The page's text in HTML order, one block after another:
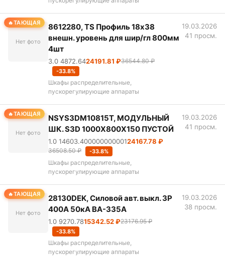
ТАЮЩАЯ
Нет фото
8612280, TS Профиль 18x38
внешн. уровень для шир/гл 800мм
4шт
3.0 4872.6424191.81 ₽36544.80 ₽
-33.8%
Шкафы распределительные,
пускорегулирующие аппараты
19.03.2026
41 просм.
ТАЮЩАЯ
Нет фото
NSYS3DM10815T, МОДУЛЬНЫЙ
ШК. S3D 1000Х800Х150 ПУСТОЙ
1.0 14603.40000000000124167.78 ₽
36508.50 ₽ -33.8%
Шкафы распределительные,
пускорегулирующие аппараты
19.03.2026
41 просм.
ТАЮЩАЯ
Нет фото
28130DEK, Силовой авт. выкл. 3P
400A 50кА ВА-335А
1.0 9270.7815342.52 ₽23176.95 ₽
-33.8%
Шкафы распределительные,
пускорегулирующие аппараты
19.03.2026
38 просм.